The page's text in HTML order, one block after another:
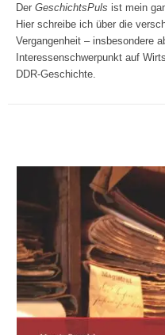
Der GeschichtsPuls ist mein
Hier schreibe ich über die
Vergangenheit – insbesondere
Interessenschwerpunkt auf
DDR-Geschichte.